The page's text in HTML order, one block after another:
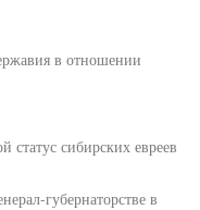
в отношении
сибирских евреев
губернаторстве в